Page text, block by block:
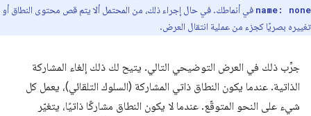
name: none في أنماطك. في حال إجراء ذلك، من المحتمل ألا يتم قص محتوى النطاق أو
تغييره بصريًا كجزء من عملية انتقال العرض.
جرِّب ذلك في العرض التوضيحي التالي. يتيح لك ذلك إلغاء المشاركة
الذاتية. عندما يكون النطاق ذاتي المشاركة (السلوك التلقائي)، يعمل كل
شيء على النحو المتوقّع. عندما لا يكون النطاق مشاركًا ذاتيًا، يتغيّر